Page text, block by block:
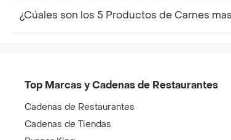
¿Cúales son los 5 Productos de Carnes
Top Marcas y Cadenas de Restaurantes
Cadenas de Restaurantes
Cadenas de Tiendas